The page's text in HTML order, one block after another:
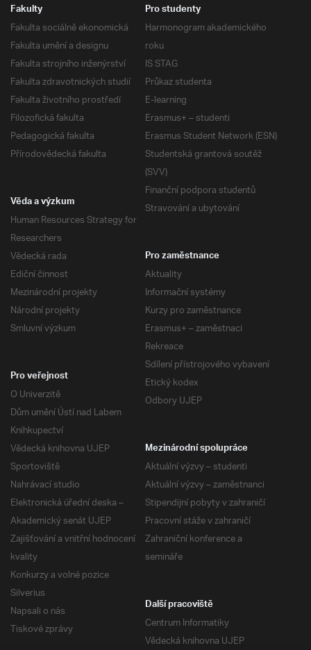
Fakulty
Fakulta sociálně ekonomická
Fakulta umění a designu
Fakulta strojního inženýrství
Fakulta zdravotnických studií
Fakulta životního prostředí
Filozofická fakulta
Pedagogická fakulta
Přírodovědecká fakulta
Pro studenty
Harmonogram akademického
roku
IS STAG
Průkaz studenta
E-learning
Erasmus+ – studenti
Erasmus Student Network (ESN)
Studentská grantová soutěž
(SVV)
Finanční podpora studentů
Stravování a ubytování
Věda a výzkum
Human Resources Strategy for
Researchers
Vědecká rada
Ediční činnost
Mezinárodní projekty
Národní projekty
Smluvní výzkum
Pro zaměstnance
Aktuality
Informační systémy
Kurzy pro zaměstnance
Erasmus+ – zaměstnaci
Rekreace
Sdílení přístrojového vybavení
Etický kodex
Odbory UJEP
Pro veřejnost
O Univerzitě
Dům umění Ústí nad Labem
Knihkupectví
Vědecká knihovna UJEP
Sportoviště
Nahrávací studio
Elektronická úřední deska –
Akademický senát UJEP
Zajišťování a vnitřní hodnocení
kvality
Konkurzy a volné pozice
Silverius
Napsali o nás
Tiskové zprávy
Mezinárodní spolupráce
Aktuální výzvy – studenti
Aktuální výzvy – zaměstnanci
Stipendijní pobyty v zahraničí
Pracovní stáže v zahraničí
Zahraniční konference a
semináře
Další pracoviště
Centrum Informatiky
Vědecká knihovna UJEP